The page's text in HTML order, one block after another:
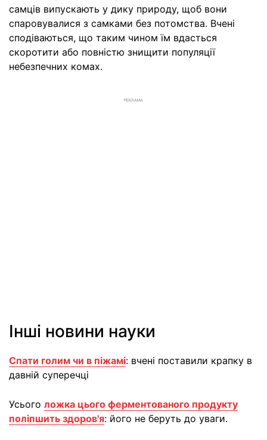
самців випускають у дику природу, щоб вони
спаровувалися з самками без потомства. Вчені
сподіваються, що таким чином їм вдасться
скоротити або повністю знищити популяції
небезпечних комах.
РЕКЛАМА
Інші новини науки
Спати голим чи в піжамі: вчені поставили крапку в
давній суперечці
Усього ложка цього ферментованого продукту
поліпшить здоров'я: його не беруть до уваги.